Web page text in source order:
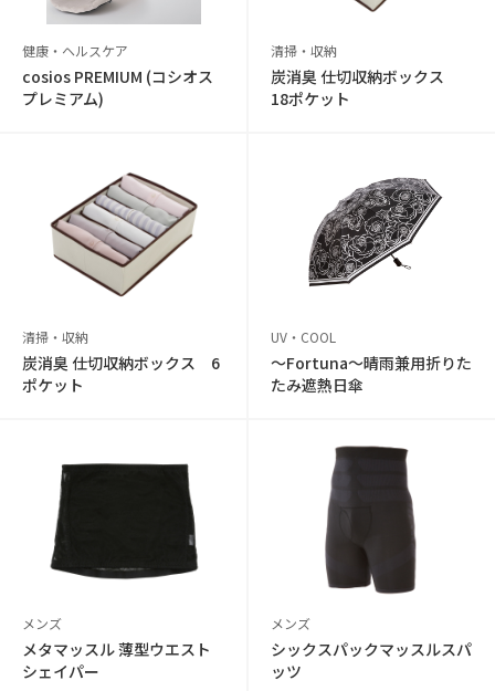
健康・ヘルスケア
cosios PREMIUM (コシオス
プレミアム)
清掃・収納
炭消臭 仕切収納ボックス
18ポケット
清掃・収納
炭消臭 仕切収納ボックス 6
ポケット
UV・COOL
〜Fortuna〜晴雨兼用折りた
たみ遮熱日傘
メンズ
メタマッスル 薄型ウエスト
シェイパー
メンズ
シックスパックマッスルスパ
ッツ